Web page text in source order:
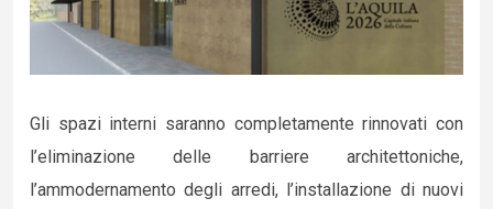
Gli spazi interni saranno completamente rinnovati con
l’eliminazione delle barriere architettoniche,
l’ammodernamento degli arredi, l’installazione di nuovi